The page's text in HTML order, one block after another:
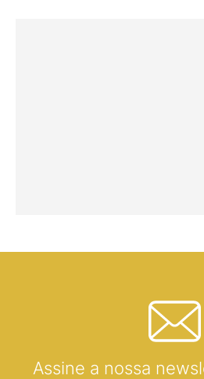
Assine a nossa